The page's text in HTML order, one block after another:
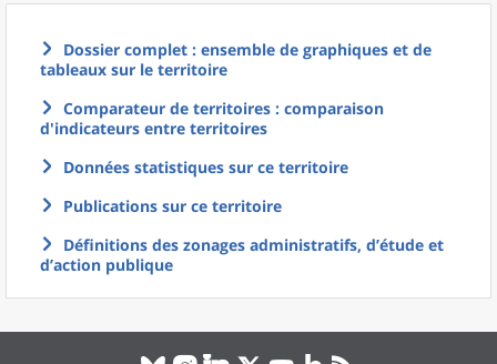
Dossier complet : ensemble de graphiques et de
tableaux sur le territoire
Comparateur de territoires : comparaison
d'indicateurs entre territoires
Données statistiques sur ce territoire
Publications sur ce territoire
Définitions des zonages administratifs, d’étude et
d’action publique